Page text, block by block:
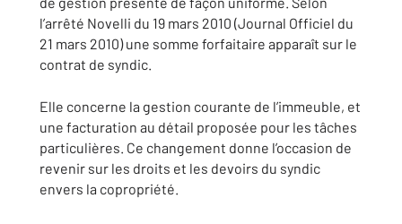
l’arrêté Novelli du 19 mars 2010 (Journal Officiel du
21 mars 2010) une somme forfaitaire apparaît sur le
contrat de syndic.
Elle concerne la gestion courante de l’immeuble, et
une facturation au détail proposée pour les tâches
particulières. Ce changement donne l’occasion de
revenir sur les droits et les devoirs du syndic
envers la copropriété.